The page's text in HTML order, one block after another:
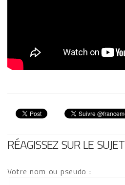
RÉAGISSEZ SUR LE SUJET
Votre nom ou pseudo :